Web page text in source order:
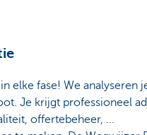
elke fase! We analyseren
Je krijgt professioneel
offertebeheer, ...